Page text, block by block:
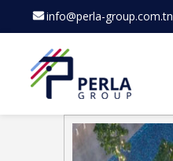
info@perla-group.com.tn